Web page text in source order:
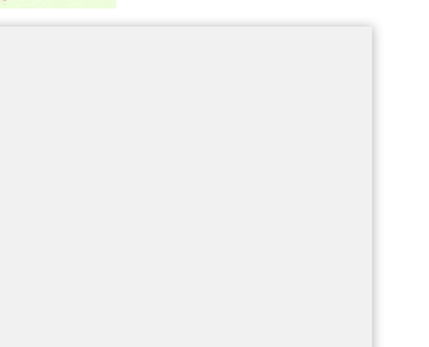
संसद्‍मा रास्वपा